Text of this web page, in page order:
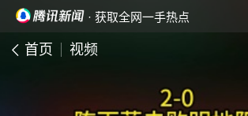
· 获取全网一手热点
首页 视频